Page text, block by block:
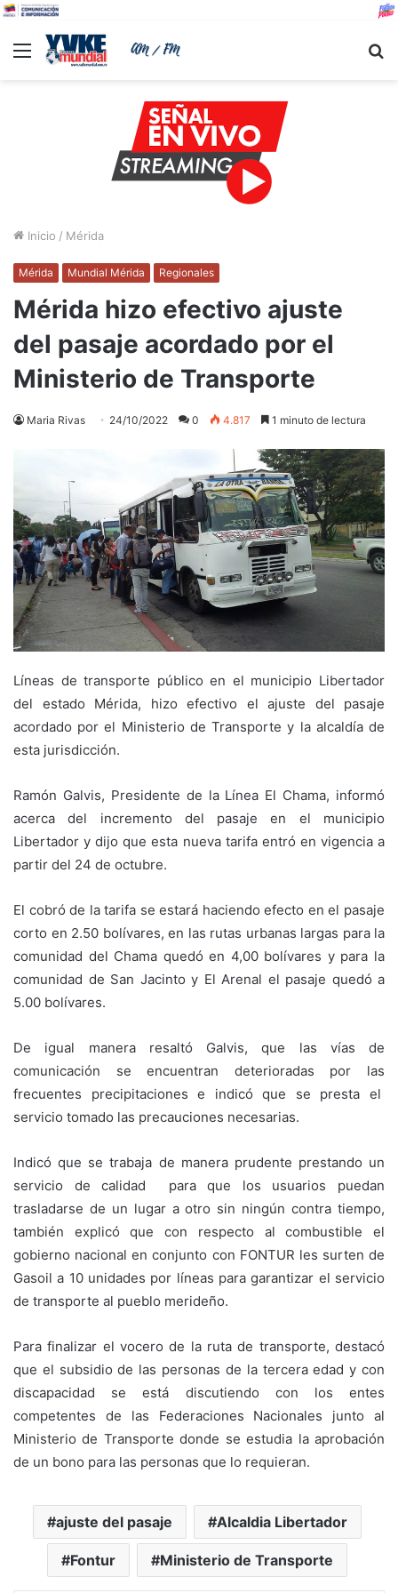
Menu
Inicio / Mérida
Mérida Mundial Mérida Regionales
Mérida hizo efectivo ajuste
del pasaje acordado por el
Ministerio de Transporte
Maria Rivas 24/10/2022 0 4.817 1 minuto de lectura
Líneas de transporte público en el municipio Libertador
del estado Mérida, hizo efectivo el ajuste del pasaje
acordado por el Ministerio de Transporte y la alcaldía de
esta jurisdicción.
Ramón Galvis, Presidente de la Línea El Chama, informó
acerca del incremento del pasaje en el municipio
Libertador y dijo que esta nueva tarifa entró en vigencia a
partir del 24 de octubre.
El cobró de la tarifa se estará haciendo efecto en el pasaje
corto en 2.50 bolívares, en las rutas urbanas largas para la
comunidad del Chama quedó en 4,00 bolívares y para la
comunidad de San Jacinto y El Arenal el pasaje quedó a
5.00 bolívares.
De igual manera resaltó Galvis, que las vías de
comunicación se encuentran deterioradas por las
frecuentes precipitaciones e indicó que se presta el
servicio tomado las precauciones necesarias.
Indicó que se trabaja de manera prudente prestando un
servicio de calidad para que los usuarios puedan
trasladarse de un lugar a otro sin ningún contra tiempo,
también explicó que con respecto al combustible el
gobierno nacional en conjunto con FONTUR les surten de
Gasoil a 10 unidades por líneas para garantizar el servicio
de transporte al pueblo merideño.
Para finalizar el vocero de la ruta de transporte, destacó
que el subsidio de las personas de la tercera edad y con
discapacidad se está discutiendo con los entes
competentes de las Federaciones Nacionales junto al
Ministerio de Transporte donde se estudia la aprobación
de un bono para las personas que lo requieran.
ajuste del pasaje Alcaldia Libertador
Fontur Ministerio de Transporte